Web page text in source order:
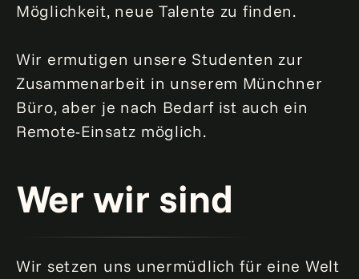
Möglichkeit, neue Talente zu finden.
Wir ermutigen unsere Studenten zur
Zusammenarbeit in unserem Münchner
Büro, aber je nach Bedarf ist auch ein
Remote-Einsatz möglich.
Wer wir sind
​Wir setzen uns unermüdlich für eine Welt